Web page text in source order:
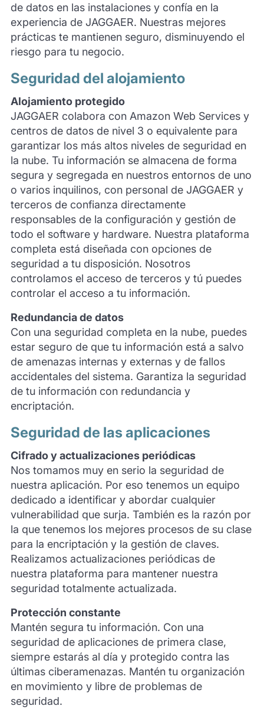
de datos en las instalaciones y confía en la
experiencia de JAGGAER. Nuestras mejores
prácticas te mantienen seguro, disminuyendo el
riesgo para tu negocio.
Seguridad del alojamiento
Alojamiento protegido
JAGGAER colabora con Amazon Web Services y
centros de datos de nivel 3 o equivalente para
garantizar los más altos niveles de seguridad en
la nube. Tu información se almacena de forma
segura y segregada en nuestros entornos de uno
o varios inquilinos, con personal de JAGGAER y
terceros de confianza directamente
responsables de la configuración y gestión de
todo el software y hardware. Nuestra plataforma
completa está diseñada con opciones de
seguridad a tu disposición. Nosotros
controlamos el acceso de terceros y tú puedes
controlar el acceso a tu información.
Redundancia de datos
Con una seguridad completa en la nube, puedes
estar seguro de que tu información está a salvo
de amenazas internas y externas y de fallos
accidentales del sistema. Garantiza la seguridad
de tu información con redundancia y
encriptación.
Seguridad de las aplicaciones
Cifrado y actualizaciones periódicas
Nos tomamos muy en serio la seguridad de
nuestra aplicación. Por eso tenemos un equipo
dedicado a identificar y abordar cualquier
vulnerabilidad que surja. También es la razón por
la que tenemos los mejores procesos de su clase
para la encriptación y la gestión de claves.
Realizamos actualizaciones periódicas de
nuestra plataforma para mantener nuestra
seguridad totalmente actualizada.
Protección constante
Mantén segura tu información. Con una
seguridad de aplicaciones de primera clase,
siempre estarás al día y protegido contra las
últimas ciberamenazas. Mantén tu organización
en movimiento y libre de problemas de
seguridad.